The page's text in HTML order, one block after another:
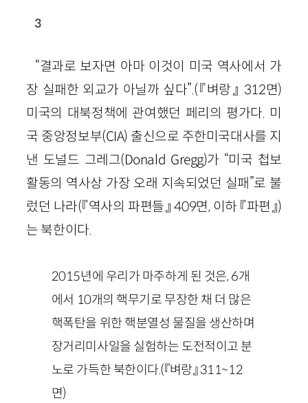
3
“결과로 보자면 아마 이것이 미국 역사에서 가
장 실패한 외교가 아닐까 싶다”.(『벼랑』 312면)
미국의 대북정책에 관여했던 페리의 평가다. 미
국 중앙정보부(CIA) 출신으로 주한미국대사를 지
낸 도널드 그레그(Donald Gregg)가 “미국 첩보
활동의 역사상 가장 오래 지속되었던 실패”로 불
렀던 나라(『역사의 파편들』409면, 이하 『파편』)
는 북한이다.
2015년에 우리가 마주하게 된 것은, 6개
에서 10개의 핵무기로 무장한 채 더 많은
핵폭탄을 위한 핵분열성 물질을 생산하며
장거리미사일을 실험하는 도전적이고 분
노로 가득한 북한이다.(『벼랑』311~12
면)